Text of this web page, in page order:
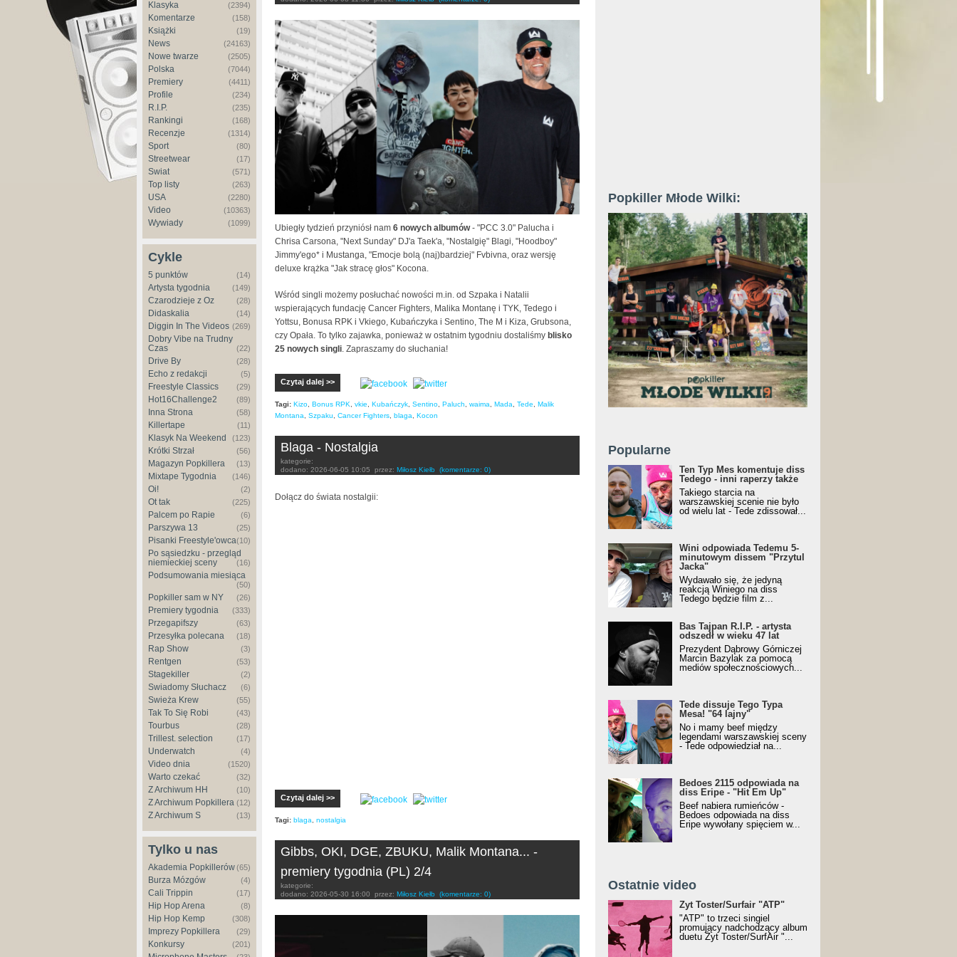
Klasyka (2394)
Komentarze (158)
Książki (19)
News (24163)
Nowe twarze (2505)
Polska (7044)
Premiery (4411)
Profile (234)
R.I.P. (235)
Rankingi (168)
Recenzje (1314)
Sport (80)
Streetwear (17)
Świat (571)
Top listy (263)
USA (2280)
Video (10363)
Wywiady (1099)
Cykle
5 punktów (14)
Artysta tygodnia (149)
Czarodzieje z Oz (28)
Didaskalia (14)
Diggin In The Videos (269)
Dobry Vibe na Trudny
Czas
(22)
Drive By (28)
Echo z redakcji (5)
Freestyle Classics (29)
Hot16Challenge2 (89)
Inna Strona (58)
Killertape (11)
Klasyk Na Weekend (123)
Krótki Strzał (56)
Magazyn Popkillera (13)
Mixtape Tygodnia (146)
Oi! (2)
Ot tak (225)
Palcem po Rapie (6)
Parszywa 13 (25)
Pisanki Freestyle'owca(10)
Po sąsiedzku - przegląd
niemieckiej sceny
(16)
Podsumowania miesiąca
(50)
Popkiller sam w NY (26)
Premiery tygodnia (333)
Przegapifszy (63)
Przesyłka polecana (18)
Rap Show (3)
Rentgen (53)
Stagekiller (2)
Świadomy Słuchacz (6)
Świeża Krew (55)
Tak To Się Robi (43)
Tourbus (28)
Trillest. selection (17)
Underwatch (4)
Video dnia (1520)
Warto czekać (32)
Z Archiwum HH (10)
Z Archiwum Popkillera (12)
Z Archiwum S (13)
Tylko u nas
Akademia Popkillerów(65)
Burza Mózgów (4)
Cali Trippin (17)
Hip Hop Arena (8)
Hip Hop Kemp (308)
Imprezy Popkillera (29)
Konkursy (201)
Ubiegły tydzień przyniósł nam 6 nowych albumów- "PCC 3.0" Palucha i
Chrisa Carsona, "Next Sunday" DJ'a Taek'a, "Nostalgię" Blagi, "Hoodboy"
Jimmy'ego* i Mustanga, "Emocje bolą (naj)bardziej" Fvbivna, oraz wersję
deluxe krążka "Jak stracę głos" Kocona.
Wśród singli możemy posłuchać nowości m.in. od Szpaka i Natalii
wspierających fundację Cancer Fighters, Malika Montanę i TYK, Tedego i
Yottsu, Bonusa RPK i Vkiego, Kubańczyka i Sentino, The M i Kiza, Grubsona,
czy Opała. To tylko zajawka, ponieważ w ostatnim tygodniu dostaliśmy blisko
25 nowych singli . Zapraszamy do słuchania!
Czytaj dalej >>
Tagi: Kizo Bonus RPK vkie Kubańczyk Sentino Paluch waima Mada Tede
Malik
Montana
Szpaku Cancer Fighters blaga Kocon
Blaga - Nostalgia
kategorie:
dodano: 2026-06-05 10:05 przez: Miłosz Kiełb (komentarze: 0)
Dołącz do świata nostalgii:
Czytaj dalej >>
Tagi: blaga nostalgia
Gibbs, OKI, DGE, ZBUKU, Malik Montana... -
premiery tygodnia (PL) 2/4
kategorie:
dodano: 2026-05-30 16:00 przez: Miłosz Kiełb (komentarze: 0)
Popkiller Młode Wilki:
Popularne
Ten Typ Mes komentuje diss
Tedego - inni raperzy także
Takiego starcia na
warszawskiej scenie nie było
od wielu lat - Tede zdissował...
Wini odpowiada Tedemu 5-
minutowym dissem "Przytul
Jacka"
Wydawało się, że jedyną
reakcją Winiego na diss
Tedego będzie film z...
Bas Tajpan R.I.P. - artysta
odszedł w wieku 47 lat
Prezydent Dąbrowy Górniczej
Marcin Bazylak za pomocą
mediów społecznościowych...
Tede dissuje Tego Typa
Mesa! "64 lajny"
No i mamy beef między
legendami warszawskiej sceny
- Tede odpowiedział na...
Bedoes 2115 odpowiada na
diss Eripe - "Hit Em Up"
Beef nabiera rumieńców -
Bedoes odpowiada na diss
Eripe wywołany spięciem w...
Ostatnie video
Żyt Toster/SurfAir - ATP VIDEO
Żyt Toster/Surfair "ATP"
"ATP" to trzeci singiel
promujący nadchodzący album
duetu Żyt Toster/SurfAir "...